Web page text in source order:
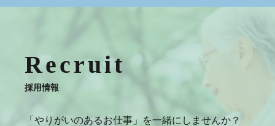
Recruit
採用情報
「やりがいのあるお仕事」を一緒にしませんか？